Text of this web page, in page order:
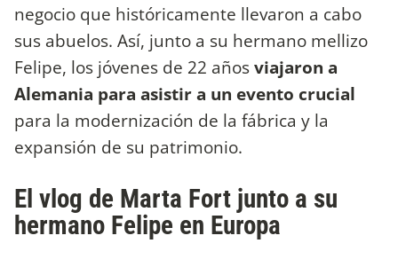
negocio que históricamente llevaron a cabo
sus abuelos. Así, junto a su hermano mellizo
Felipe, los jóvenes de 22 añosviajaron a
Alemania para asistir a un evento crucial
para la modernización de la fábrica y la
expansión de su patrimonio.
El vlog de Marta Fort junto a su
hermano Felipe en Europa